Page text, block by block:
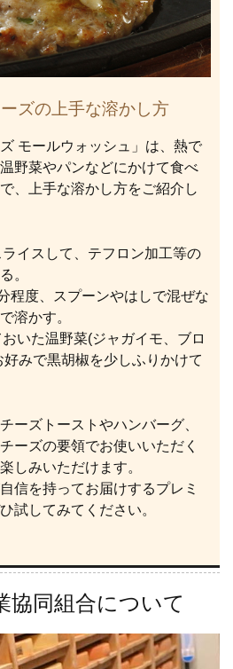
ズの上手な溶かし方
モールウォッシュ」は、熱で
野菜やパンなどにかけて食べ
、上手な溶かし方をご紹介し
イスして、テフロン加工等の
。
程度、スプーンやはしで混ぜな
溶かす。
いた温野菜(ジャガイモ、ブロ
みで黒胡椒を少しふりかけて
ーズトーストやハンバーグ、
ーズの要領でお使いいただく
しみいただけます。
信を持ってお届けするプレミ
試してみてください。
協同組合について